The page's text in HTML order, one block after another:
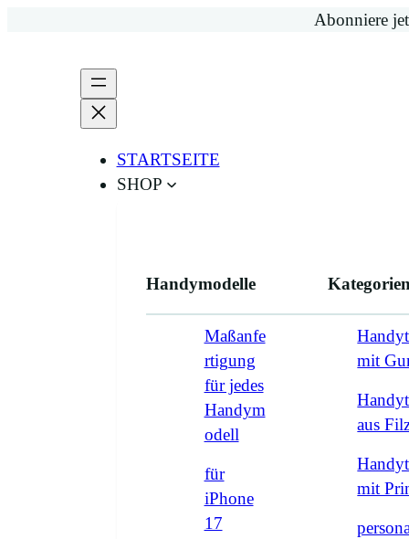
Abonniere
STARTSEITE
SHOP
Handymodelle
Maßanfe
rtigung
für jedes
Handym
odell
für
iPhone
17
mit
aus
mit